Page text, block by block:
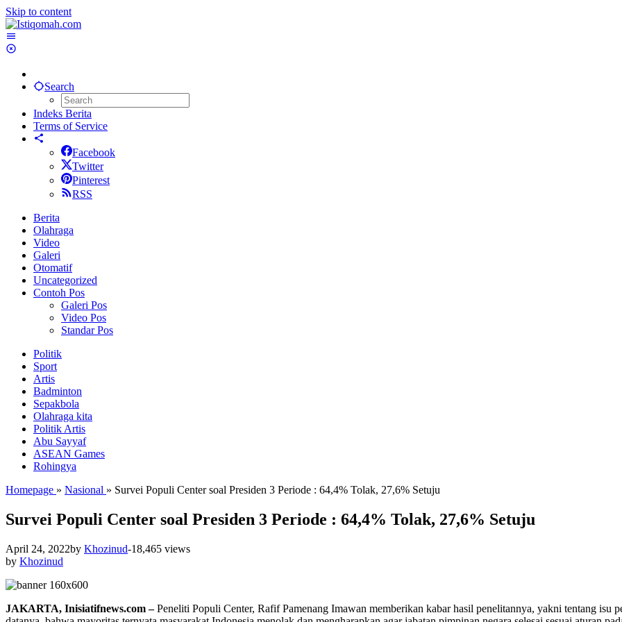
Skip to content
Search
Indeks Berita
Terms of Service
Facebook
Twitter
Pinterest
RSS
Berita
Olahraga
Video
Galeri
Otomatif
Uncategorized
Contoh Pos
Galeri Pos
Video Pos
Standar Pos
Politik
Sport
Artis
Badminton
Sepakbola
Olahraga kita
Politik Artis
Abu Sayyaf
ASEAN Games
Rohingya
Homepage » Nasional » Survei Populi Center soal Presiden 3 Periode : 64,4% Tolak, 27,6% Setuju
Survei Populi Center soal Presiden 3 Periode : 64,4% Tolak, 27,6% Setuju
April 24, 2022by Khozinud-18,465 views
by Khozinud
JAKARTA, Inisiatifnews.com –Peneliti Populi Center, Rafif Pamenang Imawan memberikan kabar hasil penelitannya, yakni tentang isu